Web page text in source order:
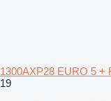
1300AXP28 EURO 5 +
19